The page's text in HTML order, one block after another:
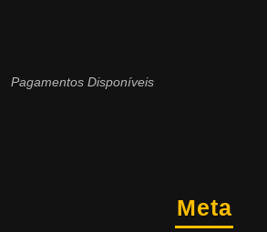
Pagamentos Disponíveis
Meta